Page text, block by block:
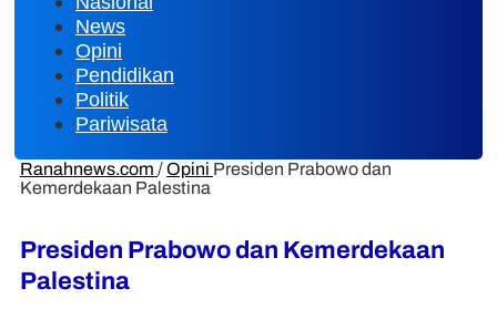
News
Opini
Pendidikan
Politik
Pariwisata
Ranahnews.com /Opini Presiden Prabowo dan
Kemerdekaan Palestina
Presiden Prabowo dan Kemerdekaan
Palestina